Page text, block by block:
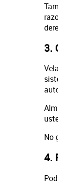
3.
No
4.